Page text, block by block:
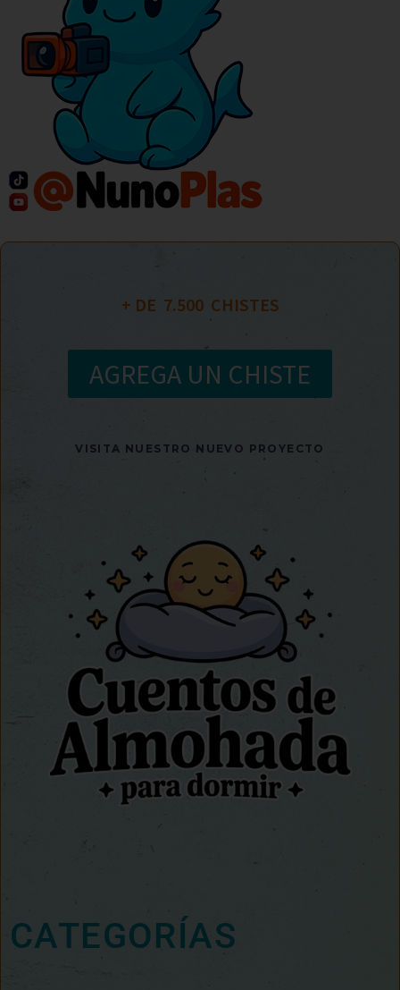
+ DE 7.500
  CHISTES
AGREGA UN CHISTE
VISITA NUESTRO NUEVO PROYECTO
CATEGORÍAS